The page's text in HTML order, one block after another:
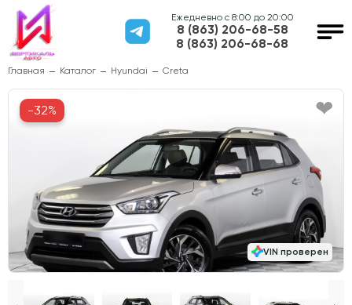
Ежедневно с 8:00 до 20:00
8 (863) 206-68-58
8 (863) 206-68-68
Главная Каталог Hyundai Creta
VIN проверен
-32%